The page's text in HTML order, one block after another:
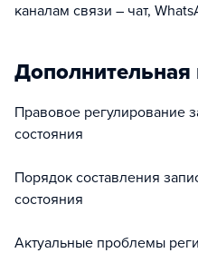
каналам связи – чат,
Правовое регулирование
состояния
Порядок составления
состояния
Актуальные проблемы